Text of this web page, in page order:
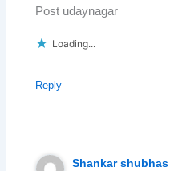
Post udaynagar
Loading...
Reply
Shankar